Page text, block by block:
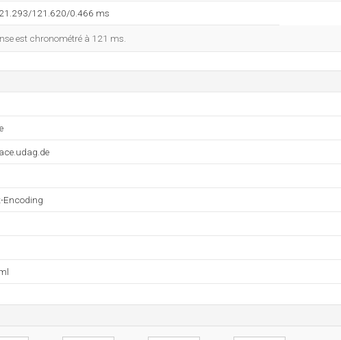
121.620/0.466 ms
est chronométré à 121 ms.
Encoding